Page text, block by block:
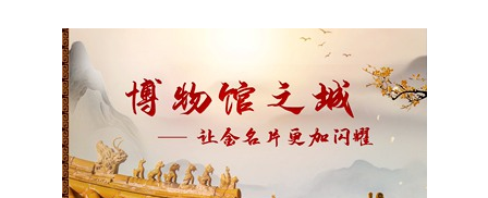
社科要闻
人文北京
社科卡片
社科讲堂